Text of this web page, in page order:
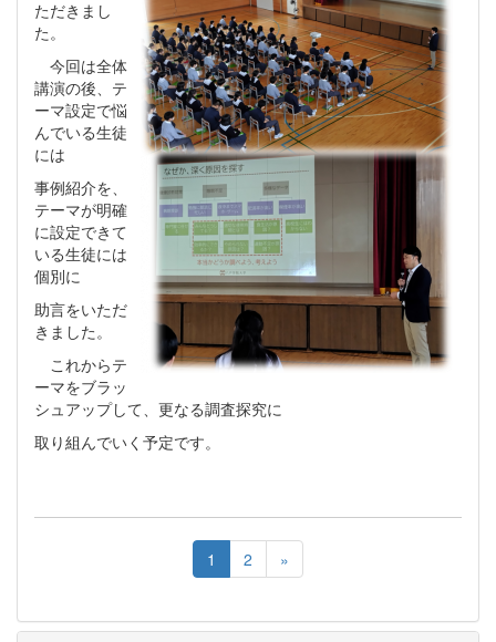
ただきまし
た。
今回は全体
講演の後、テ
ーマ設定で悩
んでいる生徒
には
事例紹介を、
テーマが明確
に設定できて
いる生徒には
個別に
助言をいただ
きました。
これからテ
ーマをブラッ
シュアップして、更なる調査探究に
取り組んでいく予定です。
1 2 »